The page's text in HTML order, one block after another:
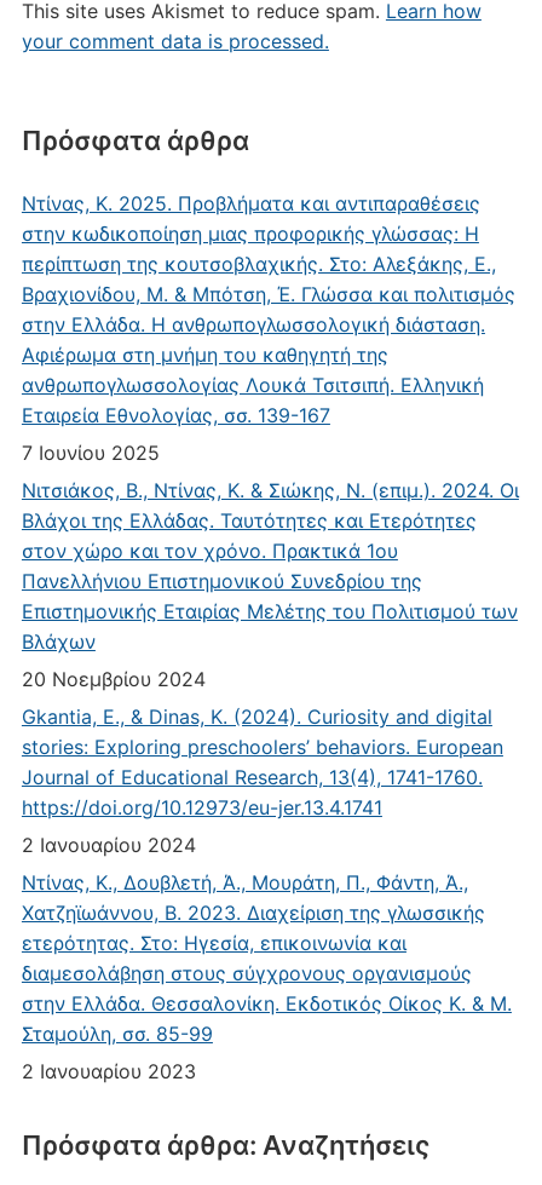
Πρόσφατα άρθρα
Ντίνας, Κ. 2025. Προβλήματα και αντιπαραθέσεις
στην κωδικοποίηση μιας προφορικής γλώσσας: Η
περίπτωση της κουτσοβλαχικής. Στο: Αλεξάκης, Ε.,
Βραχιονίδου, Μ. & Μπότση, Έ. Γλώσσα και πολιτισμός
στην Ελλάδα. Η ανθρωπογλωσσολογική διάσταση.
Αφιέρωμα στη μνήμη του καθηγητή της
ανθρωπογλωσσολογίας Λουκά Τσιτσιπή. Ελληνική
Εταιρεία Εθνολογίας, σσ. 139-167
7 Ιουνίου 2025
Νιτσιάκος, Β., Ντίνας, Κ. & Σιώκης, Ν. (επιμ.). 2024. Οι
Βλάχοι της Ελλάδας. Ταυτότητες και Ετερότητες
στον χώρο και τον χρόνο. Πρακτικά 1ου
Πανελλήνιου Επιστημονικού Συνεδρίου της
Επιστημονικής Εταιρίας Μελέτης του Πολιτισμού των
Βλάχων
20 Νοεμβρίου 2024
Gkantia, E., & Dinas, K. (2024). Curiosity and digital
stories: Exploring preschoolers’ behaviors. European
Journal of Educational Research, 13(4), 1741-1760.
https://doi.org/10.12973/eu-jer.13.4.1741
2 Ιανουαρίου 2024
Ντίνας, Κ., Δουβλετή, Ά., Μουράτη, Π., Φάντη, Ά.,
Χατζηϊωάννου, Β. 2023. Διαχείριση της γλωσσικής
ετερότητας. Στο: Ηγεσία, επικοινωνία και
διαμεσολάβηση στους σύγχρονους οργανισμούς
στην Ελλάδα. Θεσσαλονίκη. Εκδοτικός Οίκος Κ. & Μ.
Σταμούλη, σσ. 85-99
2 Ιανουαρίου 2023
Πρόσφατα άρθρα: Αναζητήσεις
This site uses Akismet to reduce spam. Learn how
your comment data is processed.